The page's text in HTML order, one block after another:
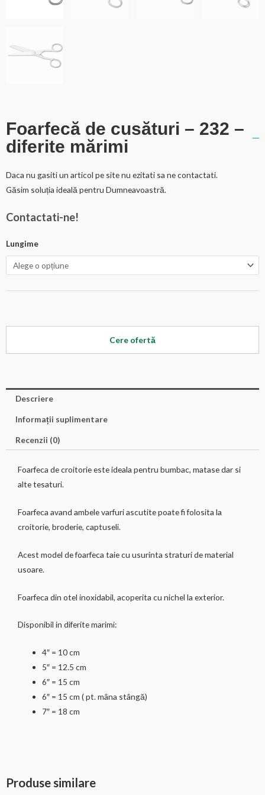
Foarfecă de cusături – 232 –
diferite mărimi
Daca nu gasiti un articol pe site nu ezitati sa ne contactati.
Găsim soluția ideală pentru Dumneavoastră.
Contactati-ne!
Lungime
Cere ofertă
Descriere
Informații suplimentare
Recenzii (0)
Foarfeca de croitorie este ideala pentru bumbac, matase dar si
alte tesaturi.
Foarfeca avand ambele varfuri ascutite poate fi folosita la
croitorie, broderie, captuseli.
Acest model de foarfeca taie cu usurinta straturi de material
usoare.
Foarfeca din otel inoxidabil, acoperita cu nichel la exterior.
Disponibil in diferite marimi:
4″ = 10 cm
5″ = 12.5 cm
6″ = 15 cm
6″ = 15 cm ( pt. mâna stângă)
7″ = 18 cm
Produse similare